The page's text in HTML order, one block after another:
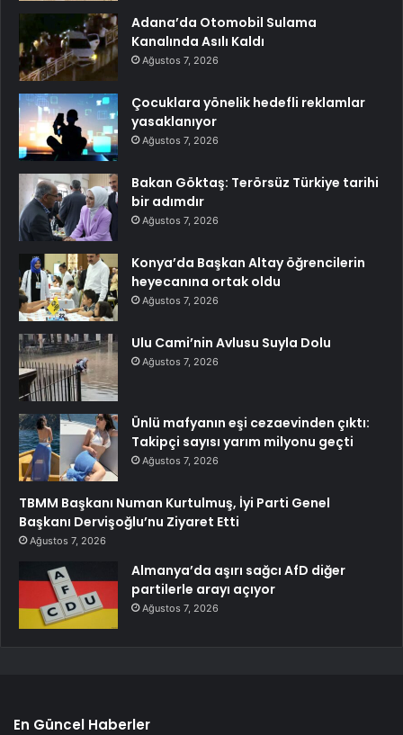
Adana’da Otomobil Sulama
Kanalında Asılı Kaldı
Ağustos 7, 2026
Çocuklara yönelik hedefli reklamlar
yasaklanıyor
Ağustos 7, 2026
Bakan Göktaş: Terörsüz Türkiye tarihi
bir adımdır
Ağustos 7, 2026
Konya’da Başkan Altay öğrencilerin
heyecanına ortak oldu
Ağustos 7, 2026
Ulu Cami’nin Avlusu Suyla Dolu
Ağustos 7, 2026
Ünlü mafyanın eşi cezaevinden çıktı:
Takipçi sayısı yarım milyonu geçti
Ağustos 7, 2026
TBMM Başkanı Numan Kurtulmuş, İyi Parti Genel
Başkanı Dervişoğlu’nu Ziyaret Etti
Ağustos 7, 2026
Almanya’da aşırı sağcı AfD diğer
partilerle arayı açıyor
Ağustos 7, 2026
En Güncel Haberler